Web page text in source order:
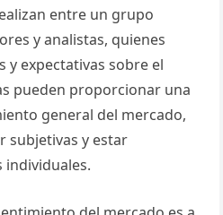
entre un grupo
y analistas, quienes
y expectativas sobre el
pueden proporcionar una
general del mercado,
subjetivas y estar
individuales.